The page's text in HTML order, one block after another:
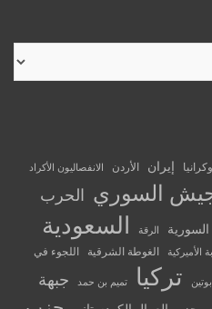
إيران الأردن الانفصاليون الأكراد
السوري الحرب
السورية الرقة السعودية
الأميركية الغوطة الشرقية اللجوء في
بوتين تركيا تميم بن حمد
جبهة